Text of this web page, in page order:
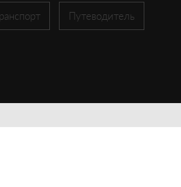
Путеводитель